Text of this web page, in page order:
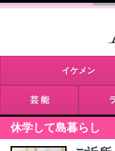
イケメン
芸 能
休学して島暮らし